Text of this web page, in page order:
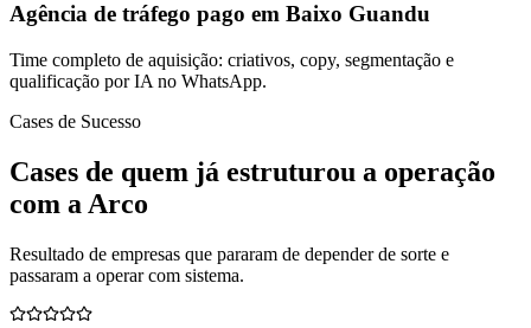
Agência de tráfego pago em Baixo Guandu
Time completo de aquisição: criativos, copy, segmentação e
qualificação por IA no WhatsApp.
Cases de Sucesso
Cases de quem já estruturou a operação
com a Arco
Resultado de empresas que pararam de depender de sorte e
passaram a operar com sistema.